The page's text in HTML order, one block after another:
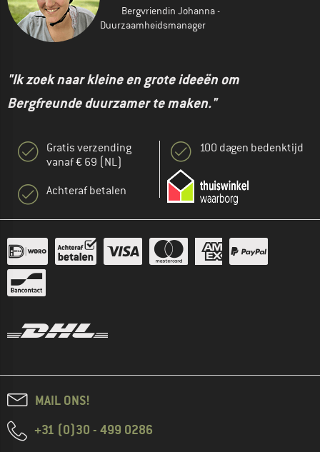
Bergvriendin Johanna -
Duurzaamheidsmanager
"Ik zoek naar kleine en grote ideeën om
Bergfreunde duurzamer te maken."
Gratis verzending
vanaf € 69 (NL)
Achteraf betalen
100 dagen bedenktijd
MAIL ONS!
+31 (0)30 - 499 0286